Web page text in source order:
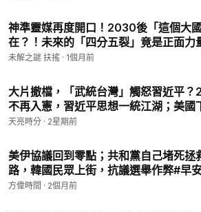
神準靈媒再度開口！2030後「這個大
在？！未來的「四分五裂」竟是正面力
謎 扶搖
未解之謎 扶搖 · 1個月前
大片撤檔，「武統台灣」觸怒習近平？
不再入憲，習近平思想一統江湖；美國
朗隱秘核設施(天亮論政第2049集
天亮時分 · 2星期前
美伊協議回到零點；共和黨自己堵死拯
路，韓國民眾上街，抗議選舉作弊#早
06.06.2026
方偉時間 · 2個月前